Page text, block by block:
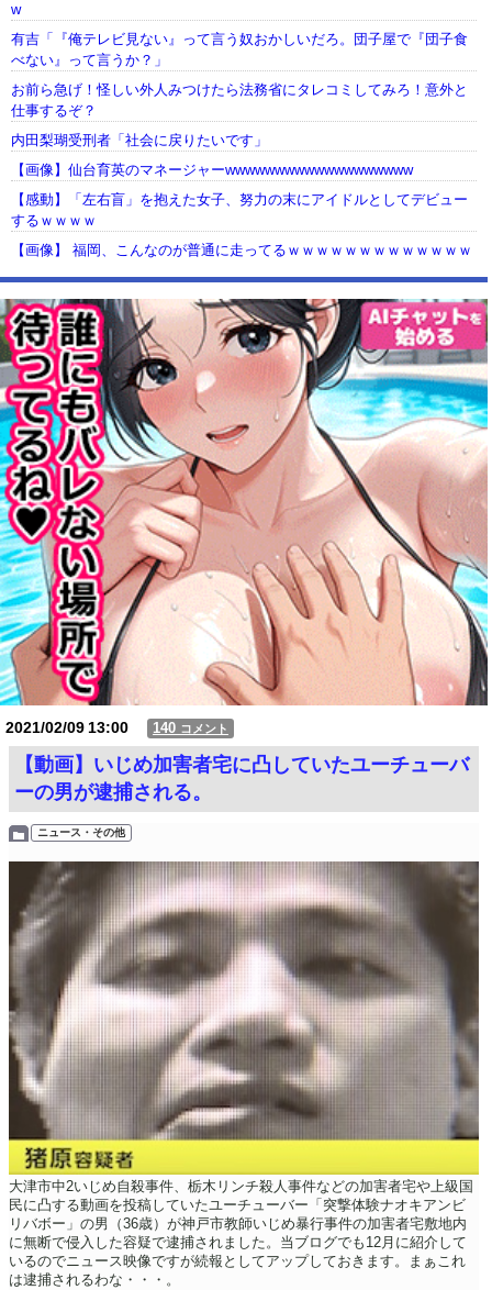
w
有吉「『俺テレビ見ない』って言う奴おかしいだろ。団子屋で『団子食
べない』って言うか？」
お前ら急げ！怪しい外人みつけたら法務省にタレコミしてみろ！意外と
仕事するぞ？
内田梨瑚受刑者「社会に戻りたいです」
【画像】仙台育英のマネージャーwwwwwwwwwwwwwwwwwww
【感動】「左右盲」を抱えた女子、努力の末にアイドルとしてデビュー
するｗｗｗｗ
【画像】 福岡、こんなのが普通に走ってるｗｗｗｗｗｗｗｗｗｗｗｗｗ
【動画】USJの禁止エリアに子どもたちが続々乱入 → スタッフが注意し
ても止まらない事態に
Powered by livedoor 相互RSS
2021/02/0913:00 140 コメント
【動画】いじめ加害者宅に凸していたユーチューバ
ーの男が逮捕される。
ニュース・その他
大津市中2いじめ自殺事件、栃木リンチ殺人事件などの加害者宅や上級国
民に凸する動画を投稿していたユーチューバー「突撃体験ナオキアンビ
リバボー」の男（36歳）が神戸市教師いじめ暴行事件の加害者宅敷地内
に無断で侵入した容疑で逮捕されました。当ブログでも12月に紹介して
いるのでニュース映像ですが続報としてアップしておきます。まぁこれ
は逮捕されるわな・・・。